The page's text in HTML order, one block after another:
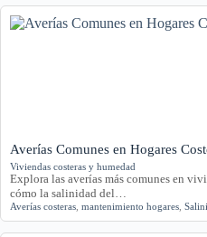
Averías Comunes en Hogares
Viviendas costeras y humedad
Explora las averías más comunes en
cómo la salinidad del…
Averías costeras mantenimiento hogares